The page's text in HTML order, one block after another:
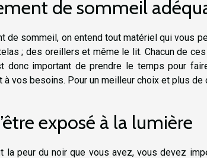
de sommeil
de sommeil, on entend tout matériel qui vous
; des oreillers et même le lit. Chacun de
donc important de prendre le temps pour
à vos besoins. Pour un meilleur choix et plus
exposé à la lumière
la peur du noir que vous avez, vous devez